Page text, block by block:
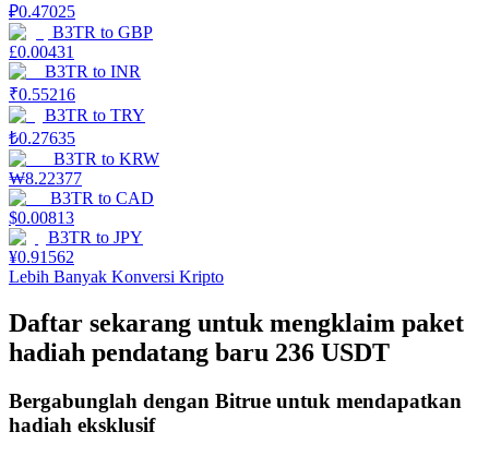
Babi Kekuatan
Dapatkan imbalan kompetitif setiap hari
Mempertaruhkan
Pengembalian tinggi & akses instan
₽0.47025
B3TR to GBP
£0.00431
B3TR to INR
₹0.55216
B3TR to TRY
₺0.27635
B3TR to KRW
₩8.22377
B3TR to CAD
$0.00813
B3TR to JPY
¥0.91562
Lebih Banyak Konversi Kripto
Daftar sekarang untuk mengklaim paket
hadiah pendatang baru 236 USDT
Bergabunglah dengan Bitrue untuk mendapatkan
hadiah eksklusif